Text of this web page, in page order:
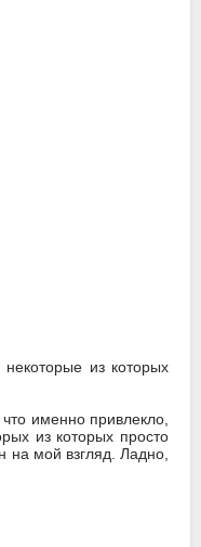
из которых
именно привлекло,
из которых просто
на мой взгляд. Ладно,